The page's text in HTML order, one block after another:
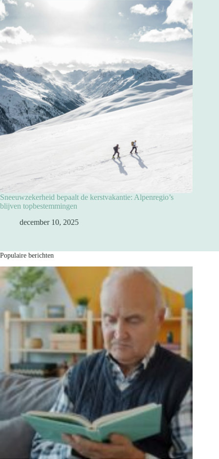
Sneeuwzekerheid bepaalt de kerstvakantie: Alpenregio’s
blijven topbestemmingen
december 10, 2025
Populaire berichten